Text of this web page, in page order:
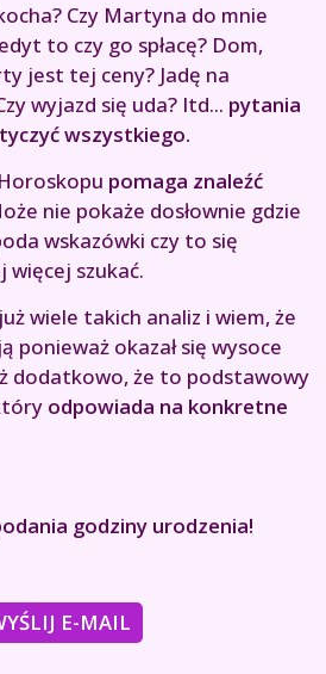
Czy Martyna do mnie
to czy go spłacę? Dom,
jest tej ceny? Jadę na
wyjazd się uda? Itd... pytania
wszystkiego.
pomaga znaleźć
nie pokaże dosłownie gdzie
wskazówki czy to się
więcej szukać.
wiele takich analiz i wiem, że
ponieważ okazał się wysoce
dodatkowo, że to podstawowy
odpowiada na konkretne
godziny urodzenia!
E-MAIL